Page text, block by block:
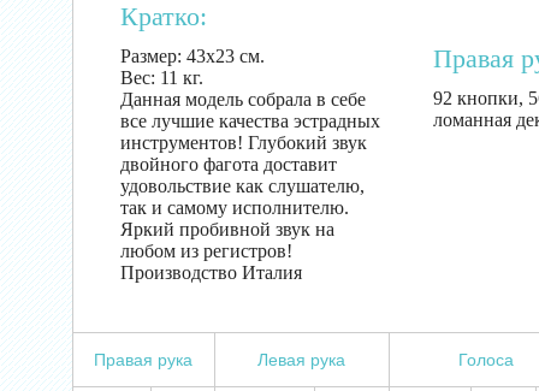
Кратко:
Размер: 43х23 см.
Вес: 11 кг.
Данная модель собрала в себе
все лучшие качества эстрадных
инструментов! Глубокий звук
двойного фагота доставит
удовольствие как слушателю,
так и самому исполнителю.
Яркий пробивной звук на
любом из регистров!
Производство Италия
Правая
92 кнопки,
ломанная
Правая рука Левая рука Голоса